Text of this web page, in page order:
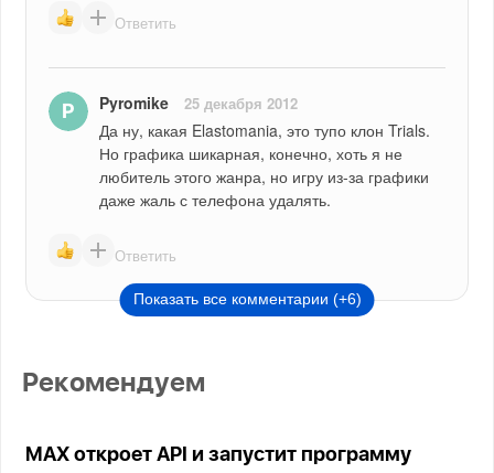
Ответить
Pyromike 25 декабря 2012
Да ну, какая Elastomania, это тупо клон Trials.
Но графика шикарная, конечно, хоть я не
любитель этого жанра, но игру из-за графики
даже жаль с телефона удалять.
Ответить
Показать все комментарии (+6)
Рекомендуем
MAX откроет API и запустит программу